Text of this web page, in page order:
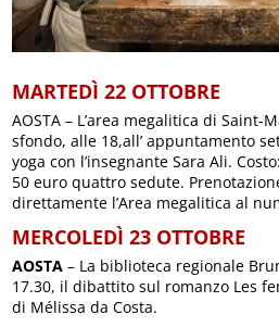
MARTEDÌ 22 OTTOBRE
AOSTA – L’area megalitica di Saint-
sfondo, alle 18,all’ appuntamento
yoga con l’insegnante Sara Ali.
50 euro quattro sedute.
direttamente l’Area megalitica al
MERCOLEDÌ 23 OTTOBRE
AOSTA – La biblioteca regionale
17.30, il dibattito sul romanzo Les
di Mélissa da Costa.